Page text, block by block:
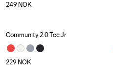
249 NOK
Community 2.0 Tee Jr
229 NOK